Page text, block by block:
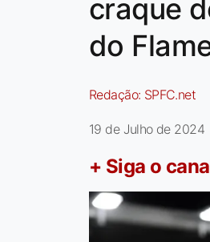
craque
do
Redação: SPFC.net
19 de Julho de 2024
+ Siga o